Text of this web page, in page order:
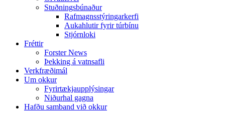
Stuðningsbúnaður
Rafmagnsstýringarkerfi
Aukahlutir fyrir túrbínu
Stjórnloki
Fréttir
Forster News
Þekking á vatnsafli
Verkfræðimál
Um okkur
Fyrirtækjaupplýsingar
Niðurhal gagna
Hafðu samband við okkur